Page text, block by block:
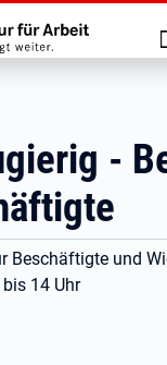
springen
-
Beschäftigte und
14 Uhr